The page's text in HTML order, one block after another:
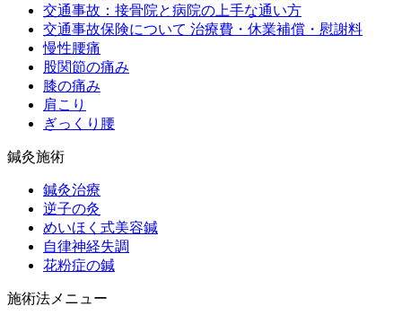
交通事故：接骨院と病院の上手な通い方
交通事故保険について 治療費・休業補償・慰謝料
慢性腰痛
股関節の痛み
膝の痛み
肩こり
ぎっくり腰
鍼灸施術
鍼灸治療
逆子の灸
めいほく式美容鍼
自律神経失調
花粉症の鍼
施術法メニュー